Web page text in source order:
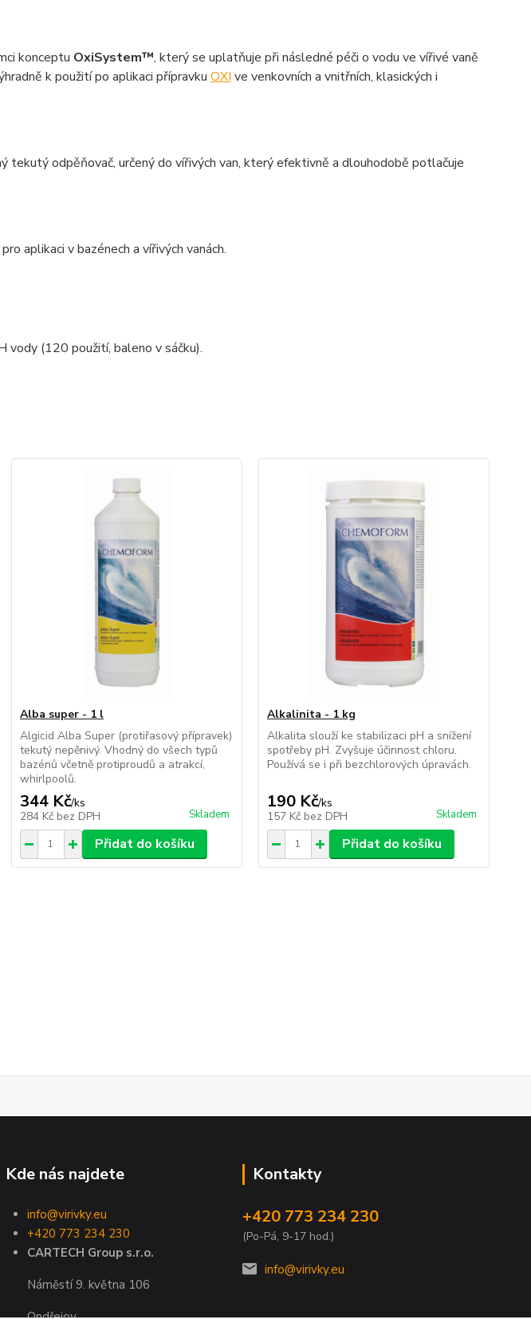
konceptu OxiSystem™, který se uplatňuje při následné péči o vodu ve vířivé vaně
k použití po aplikaci přípravku OXI ve venkovních a vnitřních, klasických i
tekutý odpěňovač, určený do vířivých van, který efektivně a dlouhodobě potlačuje
aplikaci v bazénech a vířivých vanách.
vody (120 použití, baleno v sáčku).
Alba super - 1 l
Algicid Alba Super (protiřasový přípravek)
tekutý nepěnivý. Vhodný do všech typů
bazénů včetně protiproudů a atrakcí,
whirlpoolů.
344 Kč/ks
284 Kč bez DPH Skladem
Přidat do košíku
Alkalinita - 1 kg
Alkalita slouží ke stabilizaci pH a snížení
spotřeby pH. Zvyšuje účinnost chloru.
Používá se i při bezchlorových úpravách.
190 Kč/ks
157 Kč bez DPH Skladem
Přidat do košíku
Kde nás najdete
info@virivky.eu
+420 773 234 230
CARTECH Group s.r.o.
Náměstí 9. května 106
Kontakty
+420 773 234 230
(Po-Pá, 9-17 hod.)
info@virivky.eu